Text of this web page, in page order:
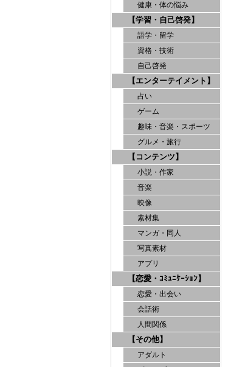
健康・体の悩み
【学習・自己啓発】
語学・留学
資格・技術
自己啓発
【エンターテイメント】
占い
ゲーム
趣味・音楽・スポーツ
グルメ・旅行
【コンテンツ】
小説・作家
音楽
映像
素材集
マンガ・同人
写真素材
アプリ
【恋愛・ｺﾐｭﾆｹｰｼｮﾝ】
恋愛・出会い
会話術
人間関係
【その他】
アダルト